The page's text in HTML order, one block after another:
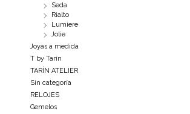
Seda
Rialto
Lumiere
Jolie
Joyas a medida
T by Tarín
TARÍN ATELIER
Sin categoría
RELOJES
Gemelos